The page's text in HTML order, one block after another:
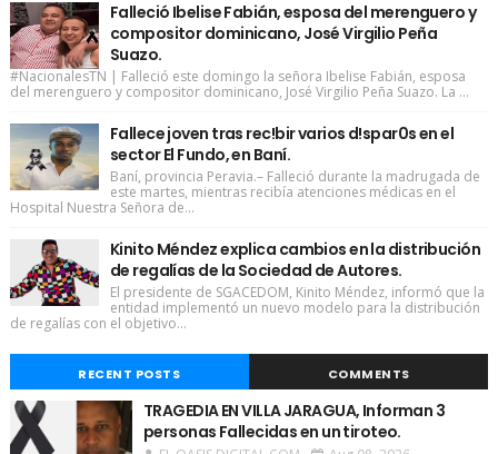
Falleció Ibelise Fabián, esposa del merenguero y
compositor dominicano, José Virgilio Peña
Suazo.
#NacionalesTN | Falleció este domingo la señora Ibelise Fabián, esposa
del merenguero y compositor dominicano, José Virgilio Peña Suazo. La ...
Fallece joven tras rec!bir varios d!spar0s en el
sector El Fundo, en Baní.
Baní, provincia Peravia.– Falleció durante la madrugada de
este martes, mientras recibía atenciones médicas en el
Hospital Nuestra Señora de...
Kinito Méndez explica cambios en la distribución
de regalías de la Sociedad de Autores.
El presidente de SGACEDOM, Kinito Méndez, informó que la
entidad implementó un nuevo modelo para la distribución
de regalías con el objetivo...
RECENT POSTS COMMENTS
TRAGEDIA EN VILLA JARAGUA, Informan 3
personas Fallecidas en un tiroteo.